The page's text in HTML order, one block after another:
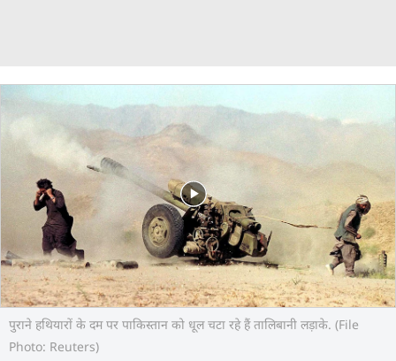
पुराने हथियारों के दम पर पाकिस्तान को धूल चटा रहे हैं तालिबानी लड़ाके. (File
Photo: Reuters)